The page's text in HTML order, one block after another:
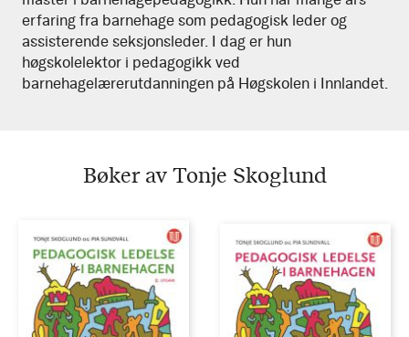
Skoglund
erfaring fra barnehage som pedagogisk leder og
assisterende seksjonsleder. I dag er hun
høgskolelektor i pedagogikk ved
barnehagelærerutdanningen på Høgskolen i Innlandet.
Bøker av Tonje Skoglund